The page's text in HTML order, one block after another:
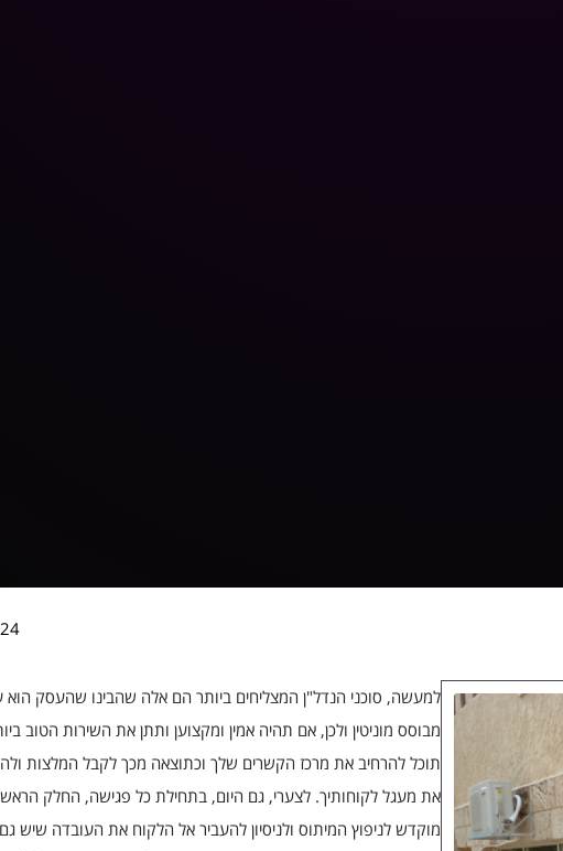
למעשה, סוכני הנדל"ן המצליחים ביותר הם אלה שהבינו שהעסק
מבוסס מוניטין ולכן, אם תהיה אמין ומקצוען ותתן את השירות הטוב
תוכל להרחיב את מרכז הקשרים שלך וכתוצאה מכך לקבל המלצות
את מעגל לקוחותיך. לצערי, גם היום, בתחילת כל פגישה, החלק
מוקדש לניפוץ המיתוס ולניסיון להעביר אל הלקוח את העובדה שיש גם